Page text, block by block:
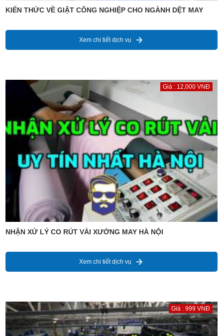
KIẾN THỨC VỀ GIẶT CÔNG NGHIỆP CHO NGÀNH DỆT MAY
Xem chi tiết dịch vụ
Giá : 12,000 VNĐ
NHẬN XỬ LÝ CO RÚT VẢI XƯỞNG MAY HÀ NỘI
Xem chi tiết dịch vụ
Giá : 999 VNĐ